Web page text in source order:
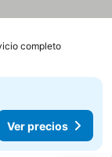
completo
Ver precios